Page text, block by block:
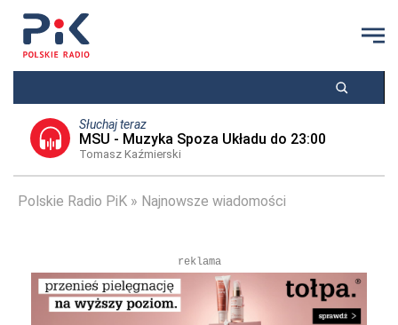
Słuchaj teraz
MSU - Muzyka Spoza Układu do 23:00
Tomasz Kaźmierski
Polskie Radio PiK Najnowsze wiadomości
reklama